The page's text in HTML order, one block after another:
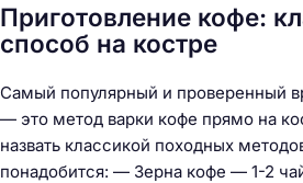
Приготовление кофе:
способ на костре
Самый популярный и проверенный
— это метод варки кофе прямо на
назвать классикой походных
понадобится: — Зерна кофе — 1-2